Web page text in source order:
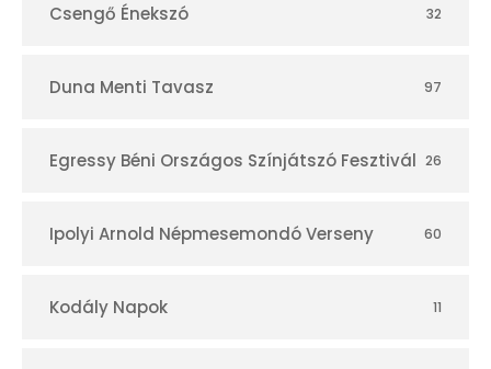
Csengő Énekszó 32
Duna Menti Tavasz 97
Egressy Béni Országos Színjátszó Fesztivál 26
Ipolyi Arnold Népmesemondó Verseny 60
Kodály Napok 11